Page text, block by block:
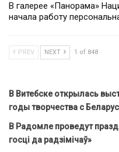
В галерее «Панорама»
начала работу
PREV NEXT 1 of 848
В Витебске открылась
годы творчества с
В Радомле проведут
госці да радзімічаў»